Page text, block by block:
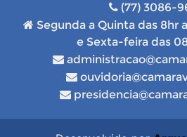
(77) 3086-
Segunda a Quinta das 8hr
e Sexta-feira das